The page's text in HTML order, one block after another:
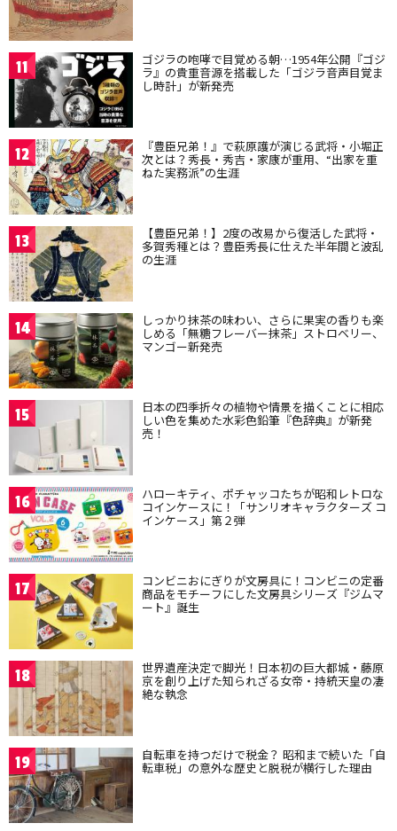
11 ゴジラの咆哮で目覚める朝…1954年公開『ゴジ
ラ』の貴重音源を搭載した「ゴジラ音声目覚ま
し時計」が新発売
12 『豊臣兄弟！』で萩原護が演じる武将・小堀正
次とは？秀長・秀吉・家康が重用、“出家を重
ねた実務派”の生涯
13 【豊臣兄弟！】2度の改易から復活した武将・
多賀秀種とは？豊臣秀長に仕えた半年間と波乱
の生涯
14 しっかり抹茶の味わい、さらに果実の香りも楽
しめる「無糖フレーバー抹茶」ストロベリー、
マンゴー新発売
15 日本の四季折々の植物や情景を描くことに相応
しい色を集めた水彩色鉛筆『色辞典』が新発
売！
16 ハローキティ、ポチャッコたちが昭和レトロな
コインケースに！「サンリオキャラクターズ コ
インケース」第２弾
17 コンビニおにぎりが文房具に！コンビニの定番
商品をモチーフにした文房具シリーズ『ジムマ
ート』誕生
18 世界遺産決定で脚光！日本初の巨大都城・藤原
京を創り上げた知られざる女帝・持統天皇の凄
絶な執念
19 自転車を持つだけで税金？ 昭和まで続いた「自
転車税」の意外な歴史と脱税が横行した理由